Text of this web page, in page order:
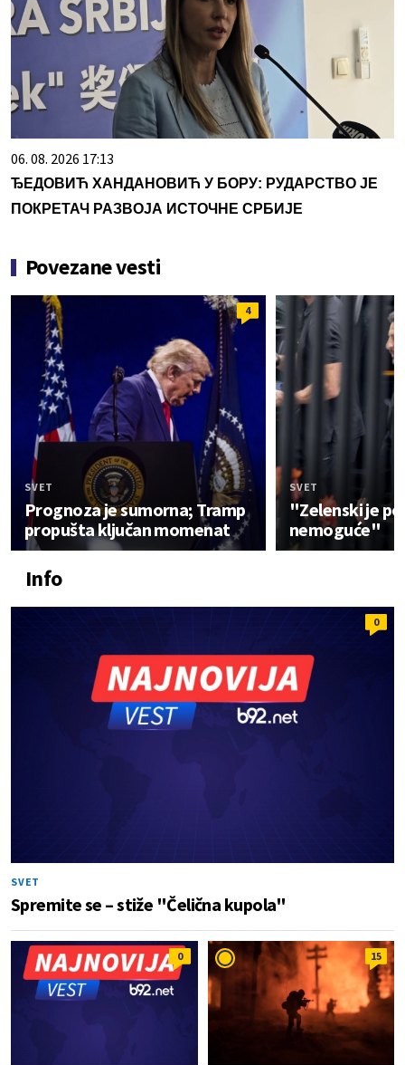
06. 08. 2026 17:13
ЂЕДОВИЋ ХАНДАНОВИЋ У БОРУ: РУДАРСТВО ЈЕ
ПОКРЕТАЧ РАЗВОЈА ИСТОЧНЕ СРБИЈЕ
Povezane vesti
4
SVET
Prognoza je sumorna; Tramp
propušta ključan momenat
SVET
"Zelenski je
nemoguće"
Info
0
SVET
Spremite se – stiže "Čelična kupola"
0 15